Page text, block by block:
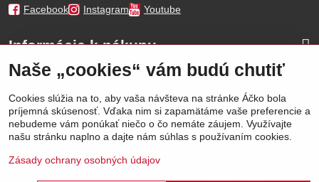
Facebook Instagram Youtube
Informácie k nákupu
Naše značky
Výhody
Naše „cookies“ vám budú chutiť
Cookies slúžia na to, aby vaša návšteva na stránke Áčko bola
príjemná skúsenosť. Vďaka nim si zapamätáme vaše preferencie a
nebudeme vám ponúkať niečo o čo nemáte záujem. Využívajte
našu stránku naplno a dajte nám súhlas s používaním cookies.
Zásady ochrany osobných údajov